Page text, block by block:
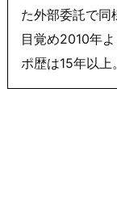
た外部委託で同
目覚め2010年
ポ歴は15年以上。